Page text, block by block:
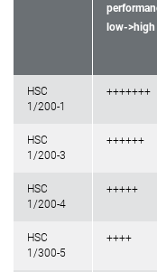
low->high
HSC
1/200-1
+++++++
HSC
1/200-3
++++++
HSC
1/200-4
+++++
HSC
1/300-5
++++